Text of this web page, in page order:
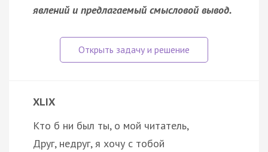
явлений и предлагаемый смысловой вывод.
XLIX
Кто б ни был ты, о мой читатель,
Друг, недруг, я хочу с тобой